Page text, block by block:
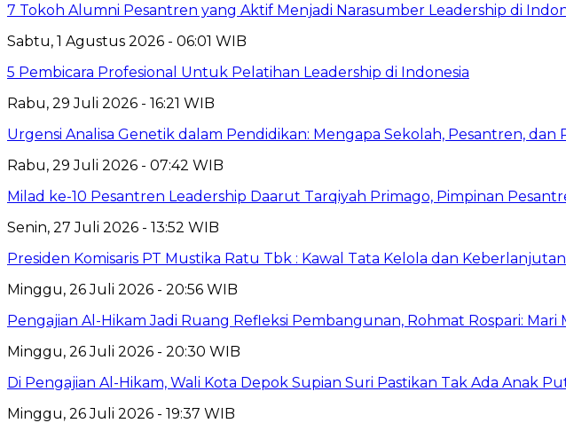
7 Tokoh Alumni Pesantren yang Aktif Menjadi Narasumber Leadership di
Sabtu, 1 Agustus 2026 - 06:01 WIB
5 Pembicara Profesional Untuk Pelatihan Leadership di Indonesia
Rabu, 29 Juli 2026 - 16:21 WIB
Urgensi Analisa Genetik dalam Pendidikan: Mengapa Sekolah, Pesantren,
Rabu, 29 Juli 2026 - 07:42 WIB
Milad ke-10 Pesantren Leadership Daarut Tarqiyah Primago, Pimpinan
Senin, 27 Juli 2026 - 13:52 WIB
Presiden Komisaris PT Mustika Ratu Tbk : Kawal Tata Kelola dan
Minggu, 26 Juli 2026 - 20:56 WIB
Pengajian Al-Hikam Jadi Ruang Refleksi Pembangunan, Rohmat Rospari: Mari
Minggu, 26 Juli 2026 - 20:30 WIB
Di Pengajian Al-Hikam, Wali Kota Depok Supian Suri Pastikan Tak Ada Anak
Minggu, 26 Juli 2026 - 19:37 WIB